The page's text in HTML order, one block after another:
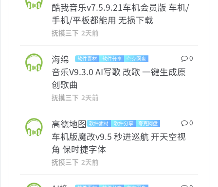
酷我音乐v7.5.9.21车机会员版 车机/
手机/平板都能用 无损下载
抚摸三下 2天前
软件素材 软件分享 夸克网盘 0
海绵
音乐V9.3.0 AI写歌 改歌 一键生成原
创歌曲
抚摸三下 2天前
软件素材 软件分享 夸克网盘 0
高德地图
车机版魔改v9.5 秒进巡航 开天空视
角 保时捷字体
抚摸三下 2天前